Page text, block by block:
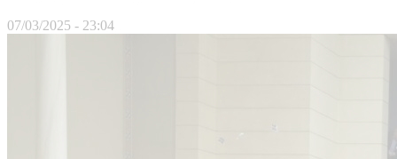
07/03/2025 - 23:04